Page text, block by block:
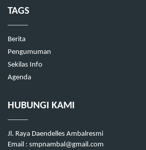
TAGS
Berita
Pengumuman
Sekilas Info
Agenda
HUBUNGI KAMI
Jl. Raya Daendelles Ambalresmi
Email : smpnambal@gmail.com